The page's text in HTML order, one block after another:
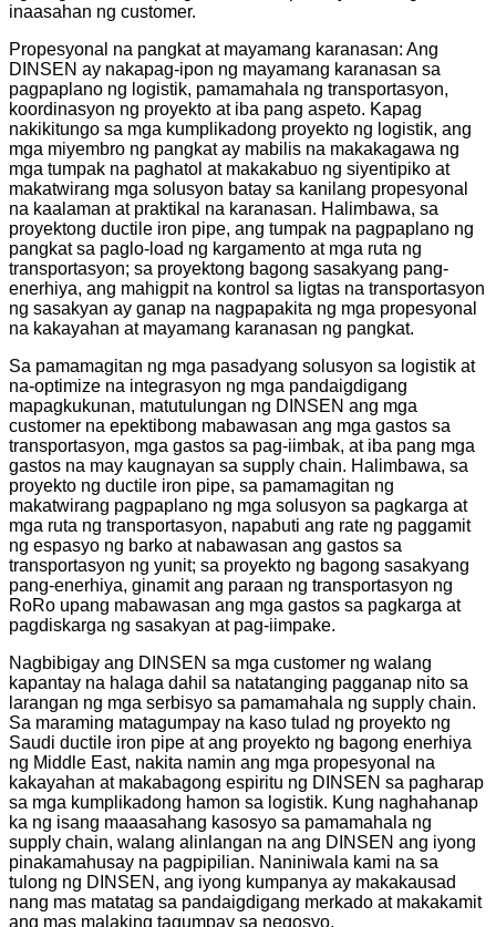
inaasahan ng customer.
Propesyonal na pangkat at mayamang karanasan: Ang
DINSEN ay nakapag-ipon ng mayamang karanasan sa
pagpaplano ng logistik, pamamahala ng transportasyon,
koordinasyon ng proyekto at iba pang aspeto. Kapag
nakikitungo sa mga kumplikadong proyekto ng logistik, ang
mga miyembro ng pangkat ay mabilis na makakagawa ng
mga tumpak na paghatol at makakabuo ng siyentipiko at
makatwirang mga solusyon batay sa kanilang propesyonal
na kaalaman at praktikal na karanasan. Halimbawa, sa
proyektong ductile iron pipe, ang tumpak na pagpaplano ng
pangkat sa paglo-load ng kargamento at mga ruta ng
transportasyon; sa proyektong bagong sasakyang pang-
enerhiya, ang mahigpit na kontrol sa ligtas na transportasyon
ng sasakyan ay ganap na nagpapakita ng mga propesyonal
na kakayahan at mayamang karanasan ng pangkat.
Sa pamamagitan ng mga pasadyang solusyon sa logistik at
na-optimize na integrasyon ng mga pandaigdigang
mapagkukunan, matutulungan ng DINSEN ang mga
customer na epektibong mabawasan ang mga gastos sa
transportasyon, mga gastos sa pag-iimbak, at iba pang mga
gastos na may kaugnayan sa supply chain. Halimbawa, sa
proyekto ng ductile iron pipe, sa pamamagitan ng
makatwirang pagpaplano ng mga solusyon sa pagkarga at
mga ruta ng transportasyon, napabuti ang rate ng paggamit
ng espasyo ng barko at nabawasan ang gastos sa
transportasyon ng yunit; sa proyekto ng bagong sasakyang
pang-enerhiya, ginamit ang paraan ng transportasyon ng
RoRo upang mabawasan ang mga gastos sa pagkarga at
pagdiskarga ng sasakyan at pag-iimpake.
Nagbibigay ang DINSEN sa mga customer ng walang
kapantay na halaga dahil sa natatanging pagganap nito sa
larangan ng mga serbisyo sa pamamahala ng supply chain.
Sa maraming matagumpay na kaso tulad ng proyekto ng
Saudi ductile iron pipe at ang proyekto ng bagong enerhiya
ng Middle East, nakita namin ang mga propesyonal na
kakayahan at makabagong espiritu ng DINSEN sa pagharap
sa mga kumplikadong hamon sa logistik. Kung naghahanap
ka ng isang maaasahang kasosyo sa pamamahala ng
supply chain, walang alinlangan na ang DINSEN ang iyong
pinakamahusay na pagpipilian. Naniniwala kami na sa
tulong ng DINSEN, ang iyong kumpanya ay makakausad
nang mas matatag sa pandaigdigang merkado at makakamit
ang mas malaking tagumpay sa negosyo.